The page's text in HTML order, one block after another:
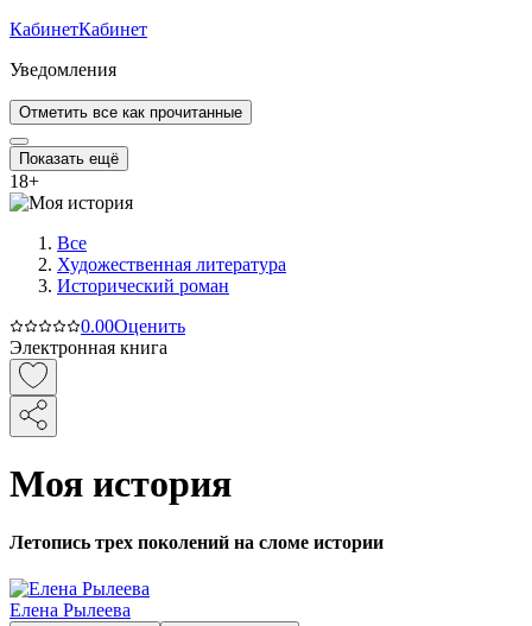
КабинетКабинет
Уведомления
Отметить все как прочитанные
Показать ещё
18+
Все
Художественная литература
Исторический роман
0.00Оценить
Электронная книга
Моя история
Летопись трех поколений на сломе истории
Елена Рылеева